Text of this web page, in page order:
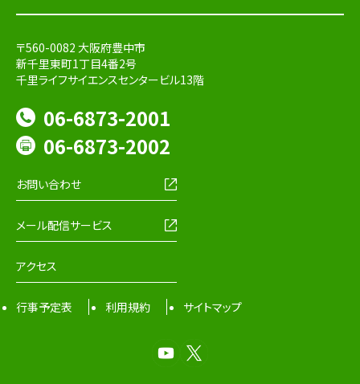
〒560-0082 大阪府豊中市
新千里東町1丁目4番2号
千里ライフサイエンスセンタービル13階
06-6873-2001
06-6873-2002
お問い合わせ
メール配信サービス
アクセス
行事予定表 利用規約 サイトマップ